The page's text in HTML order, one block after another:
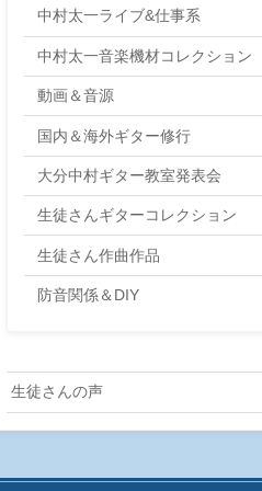
中村太一ライブ&仕事系
中村太一音楽機材コレクション
動画＆音源
国内＆海外ギター修行
大分中村ギター教室発表会
生徒さんギターコレクション
生徒さん作曲作品
防音関係＆DIY
生徒さんの声